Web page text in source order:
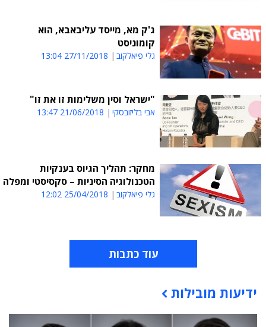
ג'ק מא, מייסד עליבאבא, הוא
קומוניסט
גלי פיאלקוב 27/11/2018 13:04
"ישראל וסין משלימות זו את זו"
אבי בליזובסקי 21/06/2018 13:47
מחקר: תהליך הגיוס בענקיות
הטכנולוגיה הסיניות – סקסיסטי ומפלה
גלי פיאלקוב 25/04/2018 12:02
עוד כתבות
תוכן פרסומי
ידיעות מובילות